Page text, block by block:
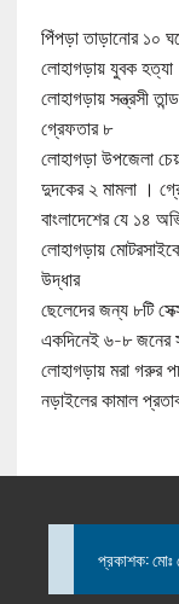
পিঁপড়া তাড়ানোর ১০
লোহাগড়ায় যুবক হত্যা
লোহাগড়ায় সন্ত্রসী
গ্রেফতার ৮
লোহাগড়া উপজেলা
দুদকের ২ মামলা ।
বাংলাদেশের যে ১৪
লোহাগড়ায়
উদ্ধার
ছেলেদের জন্য ৮টি
একদিনেই ৬-৮ জনের
লোহাগড়ায় মরা গরুর
নড়াইলের কামাল
প্রকাশক: মোঃ